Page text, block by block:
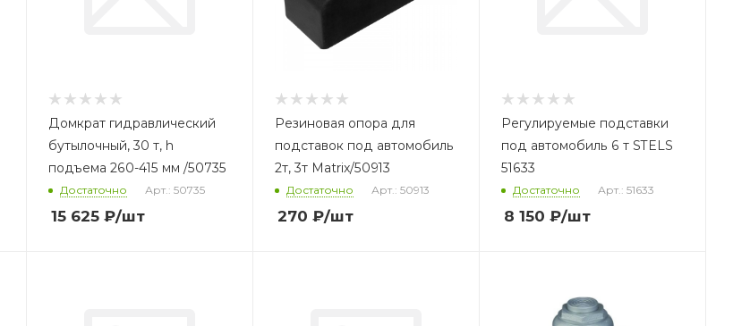
Домкрат гидравлический
бутылочный, 30 т, h
подъема 260-415 мм /50735
Достаточно Арт.: 50735
15 625 ₽/шт
Резиновая опора для
подставок под автомобиль
2т, 3т Matrix/50913
Достаточно Арт.: 50913
270 ₽/шт
Регулируемые подставки
под автомобиль 6 т STELS
51633
Достаточно Арт.: 51633
8 150 ₽/шт